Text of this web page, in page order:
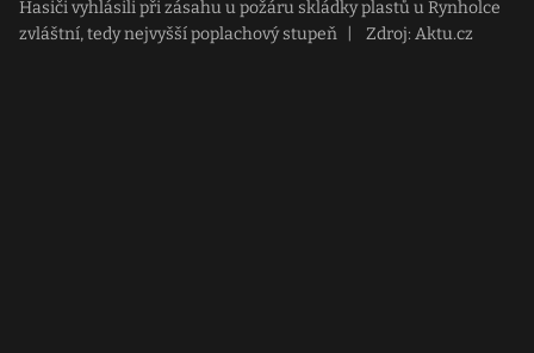
Hasiči vyhlásili při zásahu u požáru skládky plastů u Rynholce
zvláštní, tedy nejvyšší poplachový stupeň
Zdroj: Aktu.cz